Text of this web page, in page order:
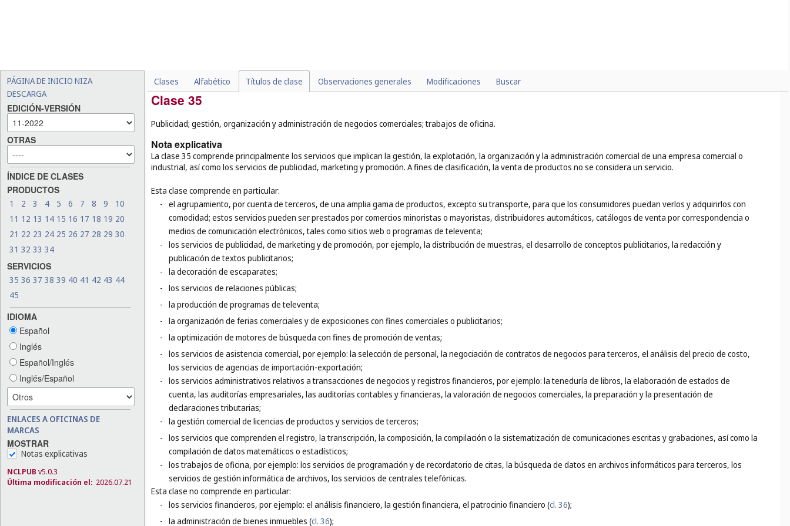
PÁGINA DE INICIO NIZA
DESCARGA
EDICIÓN-VERSIÓN
OTRAS
ÍNDICE DE CLASES
PRODUCTOS
1 2 3 4 5 6 7 8 9
10
11 12 13 14 15 16 17 18 19 20
21 22 23 24 25 26 27 28 29 30
31 32 33 34
SERVICIOS
35 36 37 38 39 40 41 42 43 44
45
IDIOMA
Español
Inglés
Español/Inglés
Inglés/Español
ENLACES A OFICINAS DE
MARCAS
MOSTRAR
Notas explicativas
NCLPUB v5.0.3
Última modificación el: 2026.07.21
Clases Alfabético Títulos de clase Observaciones generales Modificaciones Buscar
los ceniceros para automóviles (cl. 12).
Clase 35
Publicidad; gestión, organización y administración de negocios comerciales; trabajos de oficina.
Nota explicativa
La clase 35 comprende principalmente los servicios que implican la gestión, la explotación, la organización y la administración comercial de una empresa comercial o
industrial, así como los servicios de publicidad, marketing y promoción. A fines de clasificación, la venta de productos no se considera un servicio.
Esta clase comprende en particular:
- el agrupamiento, por cuenta de terceros, de una amplia gama de productos, excepto su transporte, para que los consumidores puedan verlos y adquirirlos con
comodidad; estos servicios pueden ser prestados por comercios minoristas o mayoristas, distribuidores automáticos, catálogos de venta por correspondencia o
medios de comunicación electrónicos, tales como sitios web o programas de televenta;
- los servicios de publicidad, de marketing y de promoción, por ejemplo, la distribución de muestras, el desarrollo de conceptos publicitarios, la redacción y
publicación de textos publicitarios;
- la decoración de escaparates;
- los servicios de relaciones públicas;
- la producción de programas de televenta;
- la organización de ferias comerciales y de exposiciones con fines comerciales o publicitarios;
- la optimización de motores de búsqueda con fines de promoción de ventas;
- los servicios de asistencia comercial, por ejemplo: la selección de personal, la negociación de contratos de negocios para terceros, el análisis del precio de costo,
los servicios de agencias de importación-exportación;
- los servicios administrativos relativos a transacciones de negocios y registros financieros, por ejemplo: la teneduría de libros, la elaboración de estados de
cuenta, las auditorías empresariales, las auditorías contables y financieras, la valoración de negocios comerciales, la preparación y la presentación de
declaraciones tributarias;
- la gestión comercial de licencias de productos y servicios de terceros;
- los servicios que comprenden el registro, la transcripción, la composición, la compilación o la sistematización de comunicaciones escritas y grabaciones, así como la
compilación de datos matemáticos o estadísticos;
- los trabajos de oficina, por ejemplo: los servicios de programación y de recordatorio de citas, la búsqueda de datos en archivos informáticos para terceros, los
servicios de gestión informática de archivos, los servicios de centrales telefónicas.
Esta clase no comprende en particular:
- los servicios financieros, por ejemplo: el análisis financiero, la gestión financiera, el patrocinio financiero (cl. 36);
- la administración de bienes inmuebles (cl. 36);